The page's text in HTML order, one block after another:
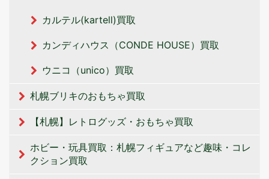
カルテル(kartell)買取
カンディハウス（CONDE HOUSE）買取
ウニコ（unico）買取
札幌ブリキのおもちゃ買取
【札幌】レトログッズ・おもちゃ買取
ホビー・玩具買取：札幌フィギュアなど趣味・コレ
クション買取